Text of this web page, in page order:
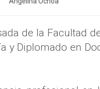
de la Facultad
y Diplomado en